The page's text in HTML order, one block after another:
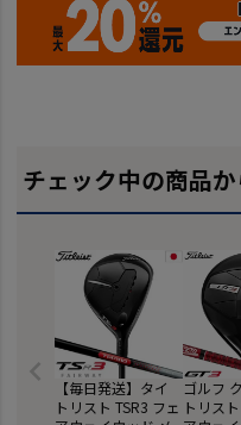
チェック中の商品
【毎日発送】タイ
トリスト TSR3 フェ
ゴルフ
トリス